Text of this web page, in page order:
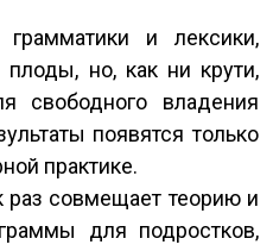
и лексики,
плоды, но, как ни крути,
свободного владения
появятся только
практике.
раз совмещает теорию и
для подростков,